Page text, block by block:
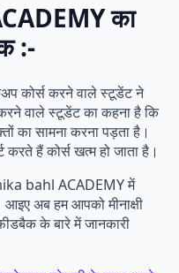
का
:-
कोर्स करने वाले स्टूडेंट ने
वाले स्टूडेंट का कहना है कि
का सामना करना पड़ता है।
हैं कोर्स खत्म हो जाता है।
bahl ACADEMY में
अब हम आपको मीनाक्षी
के बारे में जानकारी